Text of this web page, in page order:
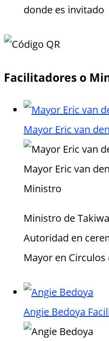
donde es invitado
Facilitadores o
Mayor Eric van
Mayor Eric van
Ministro
Ministro de
Autoridad en
Mayor en Circulos
Angie Bedoya